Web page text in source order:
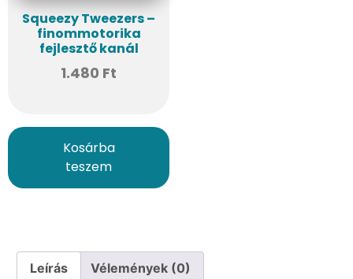
Squeezy Tweezers –
finommotorika
fejlesztő kanál
1.480 Ft
Kosárba
teszem
Leírás Vélemények (0)